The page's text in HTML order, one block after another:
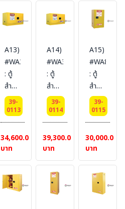
door
Ext
dimension
165x109x86
SYSBEL
(ไม่
รวม
door
Ext
dimension
165x86x86
SYSBEL
(ไม่
รวม
door
(manual)
Packing
dimension
SYSBEL
(ไม่
รวม
A13)
#WA3810120
: ตู้
สำหรับ
เก็บ
ของเหลว
ไวไฟ
Flammable
Cabinets
45 L
door
(manual)
39-
0113
34,600.00
บาท
A14)
#WA3810170
: ตู้
สำหรับ
เก็บ
ของเหลว
ไวไฟ
Flammable
Cabinets
64 L
2
door
(manual)
39-
0114
39,300.00
บาท
A15)
: ตู้
สำหรับ
เก็บ
ของเหลว
ไวไฟ
Cabinets
57 L
1
door
(manual)
39-
0115
30,000.00
บาท